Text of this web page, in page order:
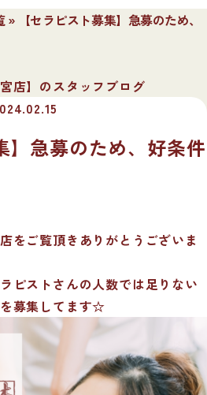
»
【セラピスト募集】急募のため、
店】のスタッフブログ
】急募のため、好条件
をご覧頂きありがとうございま
ピストさんの人数では足りない
募集してます☆